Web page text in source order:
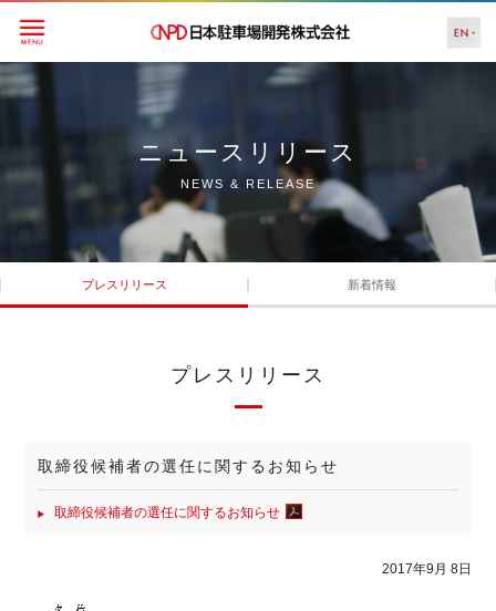
ニュースリリース
NEWS & RELEASE
プレスリリース 新着情報
プレスリリース
取締役候補者の選任に関するお知らせ
取締役候補者の選任に関するお知らせ
2017年9月 8日